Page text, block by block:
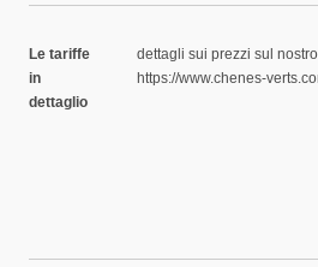
Le tariffe
in
dettaglio
dettagli sui prezzi sul
https://www.chenes-